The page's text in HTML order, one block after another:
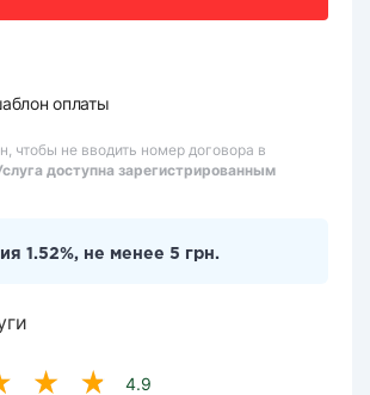
оплаты
чтобы не вводить номер договора в
доступна зарегистрированным
1.52%, не менее 5 грн.
4.9